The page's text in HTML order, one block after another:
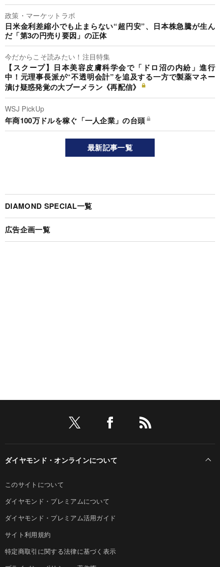
政策・マーケットラボ
日米金利差縮小でも止まらない“超円安”、日本株急騰が生ん
だ「第3の円売り要因」の正体
今だからこそ読みたい！注目特集
【スクープ】日本美容皮膚科学会で「ドロ沼の内紛」進行
中！元理事長派が“不透明会計”を追及する一方で製薬マネー
漬け疑惑発覚の大ブーメラン《再配信》
WSJ PickUp
年商100万ドルを稼ぐ「一人企業」の台頭
最新記事一覧
DIAMOND SPECIAL一覧
広告企画一覧
ダイヤモンド・オンラインについて
このサイトについて
ダイヤモンド・プレミアムについて
ダイヤモンド・プレミアム活用ガイド
サイト利用規約
特定商取引に関する法律に基づく表示